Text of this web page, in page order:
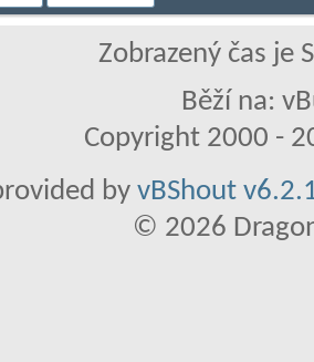
Zobrazený čas je
Běží na:
Copyright 2000 -
by vBShout
© 2026